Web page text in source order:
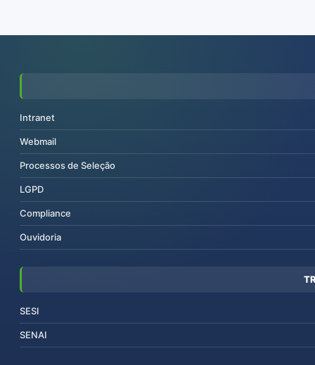
Intranet
Webmail
Processos de Seleção
LGPD
Compliance
Ouvidoria
SESI
SENAI